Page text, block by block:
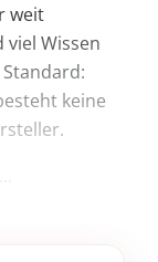
weit
Wissen
keine